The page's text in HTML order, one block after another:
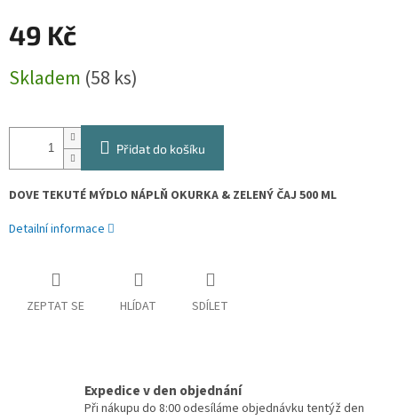
49 Kč
cena:
Skladem (58 ks)
Přidat do košíku
DOVE TEKUTÉ MÝDLO NÁPLŇ OKURKA & ZELENÝ ČAJ 500 ML
Detailní informace
ZEPTAT SE HLÍDAT SDÍLET
Expedice v den objednání
Při nákupu do 8:00 odesíláme objednávku tentýž den